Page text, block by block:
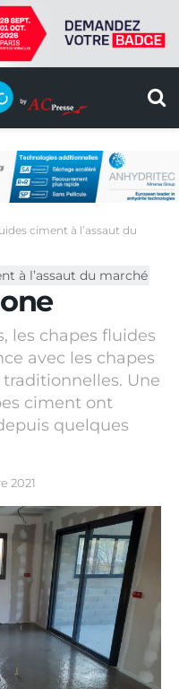
ciment à l’assaut du
à l’assaut du marché
les chapes fluides
avec les chapes
Une
ciment ont
quelques
2021